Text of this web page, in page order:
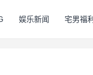
娱乐新闻 宅男福利